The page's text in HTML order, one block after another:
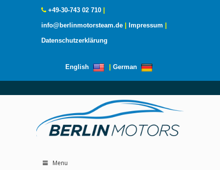
+49-30-743 02 710
info@berlinmotorsteam.de Impressum
Datenschutzerklärung
English German
Menu